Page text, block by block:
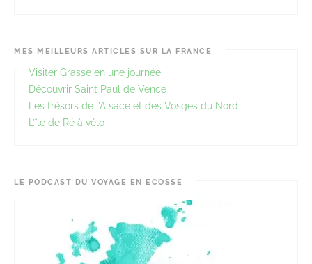
MES MEILLEURS ARTICLES SUR LA FRANCE
Visiter Grasse en une journée
Découvrir Saint Paul de Vence
Les trésors de l’Alsace et des Vosges du Nord
L’île de Ré à vélo
LE PODCAST DU VOYAGE EN ECOSSE